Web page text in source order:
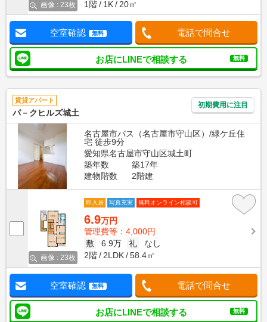
画像 : 23枚 1階 1K 20㎡
空室確認 無料 電話で問合せ
お店にLINEで相談する 無料
賃貸アパート
パ－クヒルズ城土
初期費用に注目
名古屋市バス（名古屋市守山区）/緑ケ丘住
宅 徒歩9分
愛知県名古屋市守山区城土町
築年数
築17年
建物階数
2階建
画像 : 23枚
即入居 写真充実 無料オンライン相談可
6.9万円
管理費等：4,000円
敷
6.9万 礼
なし
2階
2LDK 58.4㎡
空室確認 無料 電話で問合せ
お店にLINEで相談する 無料